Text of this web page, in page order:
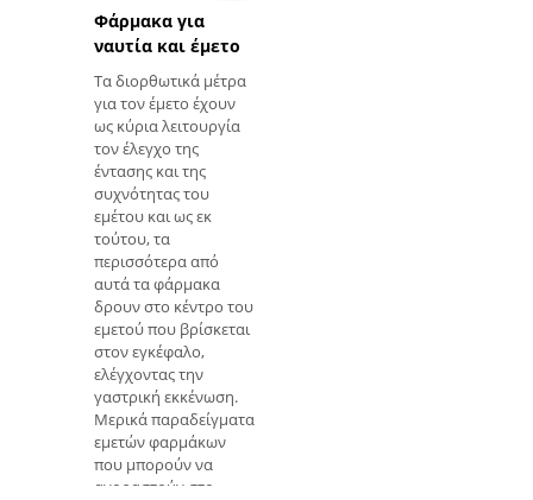
Φάρμακα για
ναυτία και έμετο
Τα διορθωτικά μέτρα
για τον έμετο έχουν
ως κύρια λειτουργία
τον έλεγχο της
έντασης και της
συχνότητας του
εμέτου και ως εκ
τούτου, τα
περισσότερα από
αυτά τα φάρμακα
δρουν στο κέντρο του
εμετού που βρίσκεται
στον εγκέφαλο,
ελέγχοντας την
γαστρική εκκένωση.
Μερικά παραδείγματα
εμετών φαρμάκων
που μπορούν να
αγοραστούν στο